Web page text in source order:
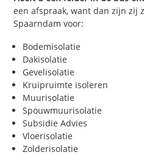
een afspraak, want dan zijn zij
Spaarndam voor:
Bodemisolatie
Dakisolatie
Gevelisolatie
Kruipruimte isoleren
Muurisolatie
Spouwmuurisolatie
Subsidie Advies
Vloerisolatie
Zolderisolatie